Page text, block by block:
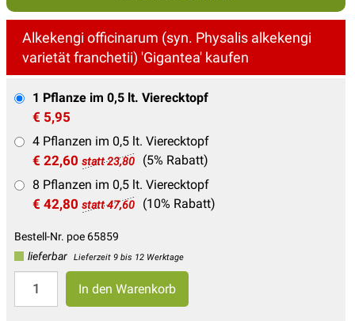
Alkekengi officinarum (syn. Physalis alkekengi
varietät franchetii) 'Gigantea' kaufen
1 Pflanze im 0,5 lt. Vierecktopf
€ 5,95
4 Pflanzen im 0,5 lt. Vierecktopf
€ 22,60 statt 23,80
(5% Rabatt)
8 Pflanzen im 0,5 lt. Vierecktopf
€ 42,80 statt 47,60 (10% Rabatt)
Bestell-Nr. poe 65859
lieferbar
Lieferzeit 9 bis 12 Werktage